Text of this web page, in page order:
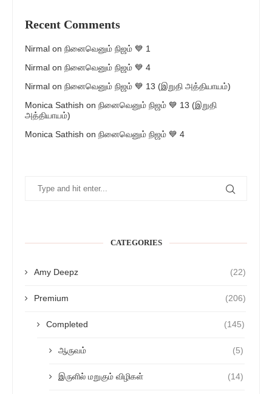
Recent Comments
Nirmal on நினைவெனும் நிஜம் 💙 1
Nirmal on நினைவெனும் நிஜம் 💙 4
Nirmal on நினைவெனும் நிஜம் 💙 13 (இறுதி அத்தியாயம்)
Monica Sathish on நினைவெனும் நிஜம் 💙 13 (இறுதி
அத்தியாயம்)
Monica Sathish on நினைவெனும் நிஜம் 💙 4
CATEGORIES
Amy Deepz (22)
Premium (206)
Completed (145)
ஆருவம் (5)
இருளில் மறுகும் விழிகள் (14)